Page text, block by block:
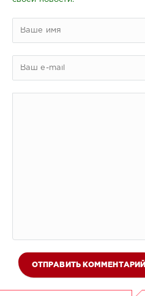
ОТПРАВИТЬ КОММЕНТАРИЙ